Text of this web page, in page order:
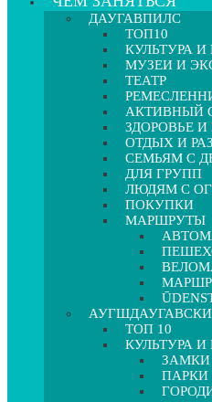
ДАУГАВПИЛС
ТОП10
КУЛЬТУРА
МУЗЕИ И
ТЕАТР
АКТИВНЫЙ
ЗДОРОВЬЕ И
ОТДЫХ И
СЕМЬЯМ С
ДЛЯ ГРУПП
ЛЮДЯМ С
ПОКУПКИ
МАРШРУТЫ
ТОП 10
КУЛЬТУРА
ЗАМКИ
ПАРКИ